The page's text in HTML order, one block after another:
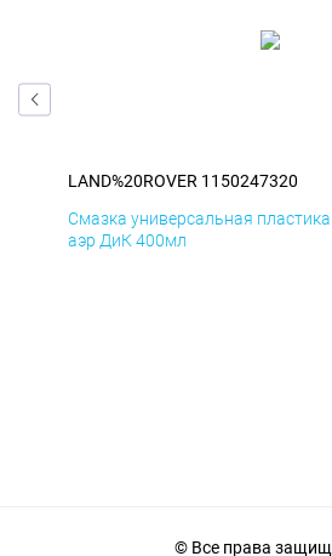
LAND%20ROVER 1150247320
Смазка универсальная пластика
аэр ДиК 400мл
© Все права